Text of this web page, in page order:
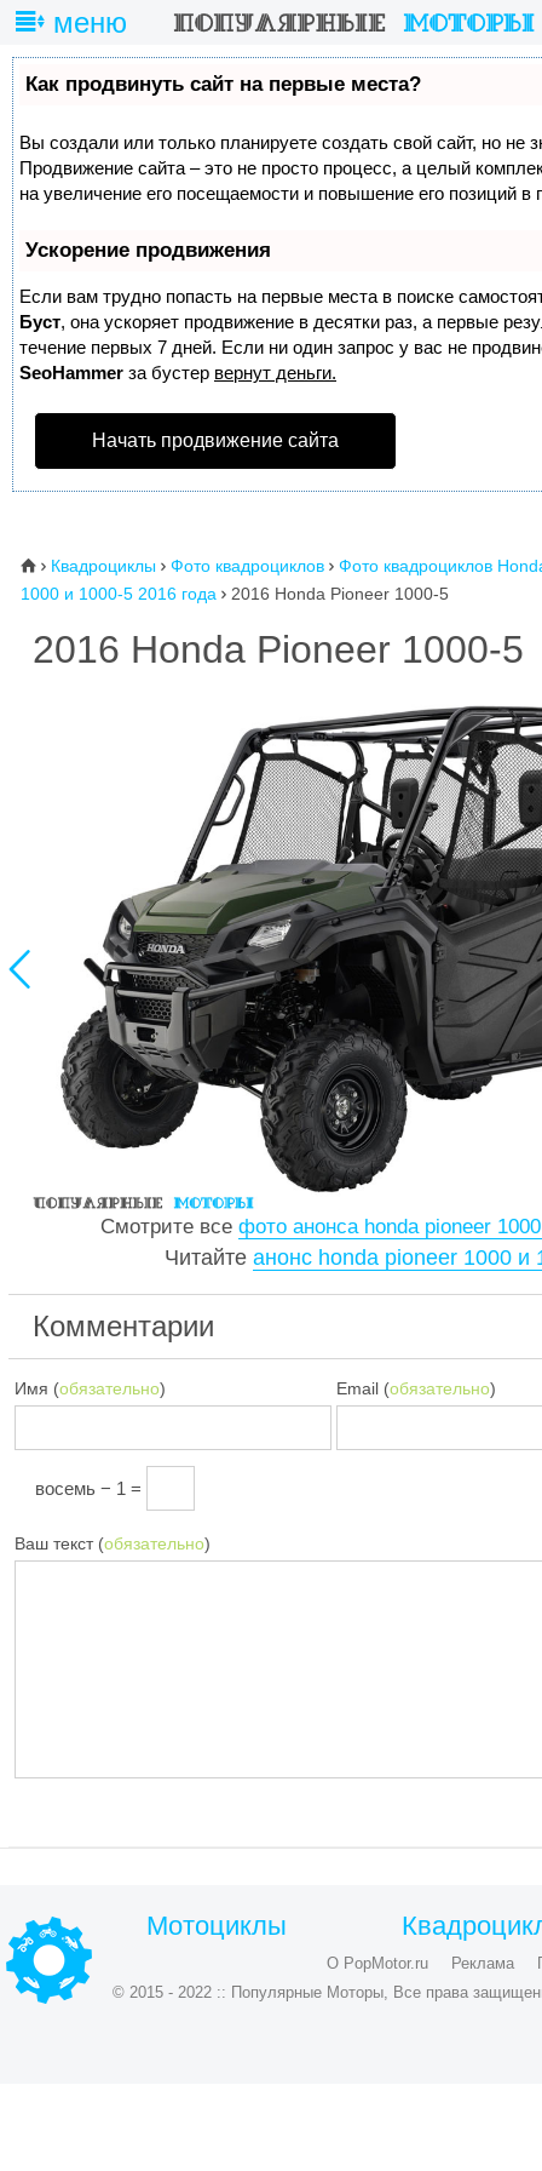
меню
Как продвинуть сайт на первые места?
Вы создали или только планируете создать свой сайт, но не
Продвижение сайта – это не просто процесс, а целый
на увеличение его посещаемости и повышение его позиций в
Ускорение продвижения
Если вам трудно попасть на первые места в поиске
Буст, она ускоряет продвижение в десятки раз, а первые
течение первых 7 дней. Если ни один запрос у вас не
SeoHammer за бустер вернут деньги.
Начать продвижение сайта
⌂  Квадроциклы  Фото квадроциклов  Фото квадроциклов
1000 и 1000-5 2016 года  2016 Honda Pioneer 1000-5
2016 Honda Pioneer 1000-5

Смотрите все фото анонса honda pioneer
Читайте анонс honda pioneer 1000 и
Комментарии
Имя (обязательно) Email (обязательно)
восемь − 1 =
Ваш текст (обязательно)
Мотоциклы
О PopMotor.ru Реклама
© 2015 - 2022 :: Популярные Моторы, Все права